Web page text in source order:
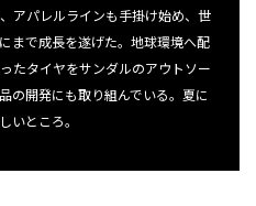
アパレルラインも手掛け始め、世
まで成長を遂げた。地球環境へ配
たタイヤをサンダルのアウトソー
の開発にも取り組んでいる。夏に
いところ。